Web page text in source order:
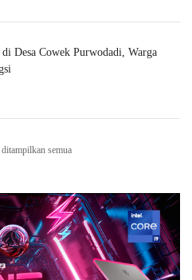
di Desa Cowek Purwodadi, Warga
semua